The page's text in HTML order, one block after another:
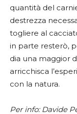
quantità del
destrezza
togliere al
in parte resterò,
dia una maggior
arricchisca
con la natura.
Per info: Davide